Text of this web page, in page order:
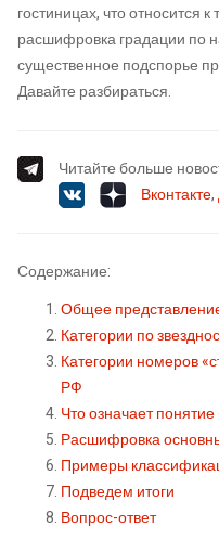
гостиницах, что относится
расшифровка градации по
существенное подспорье
Давайте разбираться.
Читайте больше
Вконтакте,
Содержание:
Общее
Категории по
Категории номеров
РФ
Что означает
Расшифровка
Примеры
Подведем итоги
Вопрос-ответ